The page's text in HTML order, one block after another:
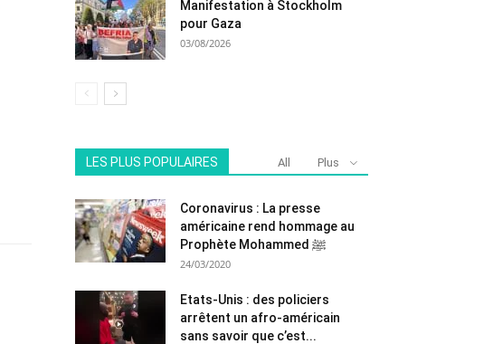
Manifestation à Stockholm
pour Gaza
03/08/2026
LES PLUS POPULAIRES All Plus
Coronavirus : La presse
américaine rend hommage au
Prophète Mohammed ﷺ
24/03/2020
Etats-Unis : des policiers
arrêtent un afro-américain
sans savoir que c’est...